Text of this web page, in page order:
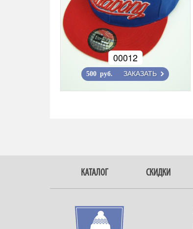
00012
500 руб. ЗАКАЗАТЬ
КАТАЛОГ СКИДКИ